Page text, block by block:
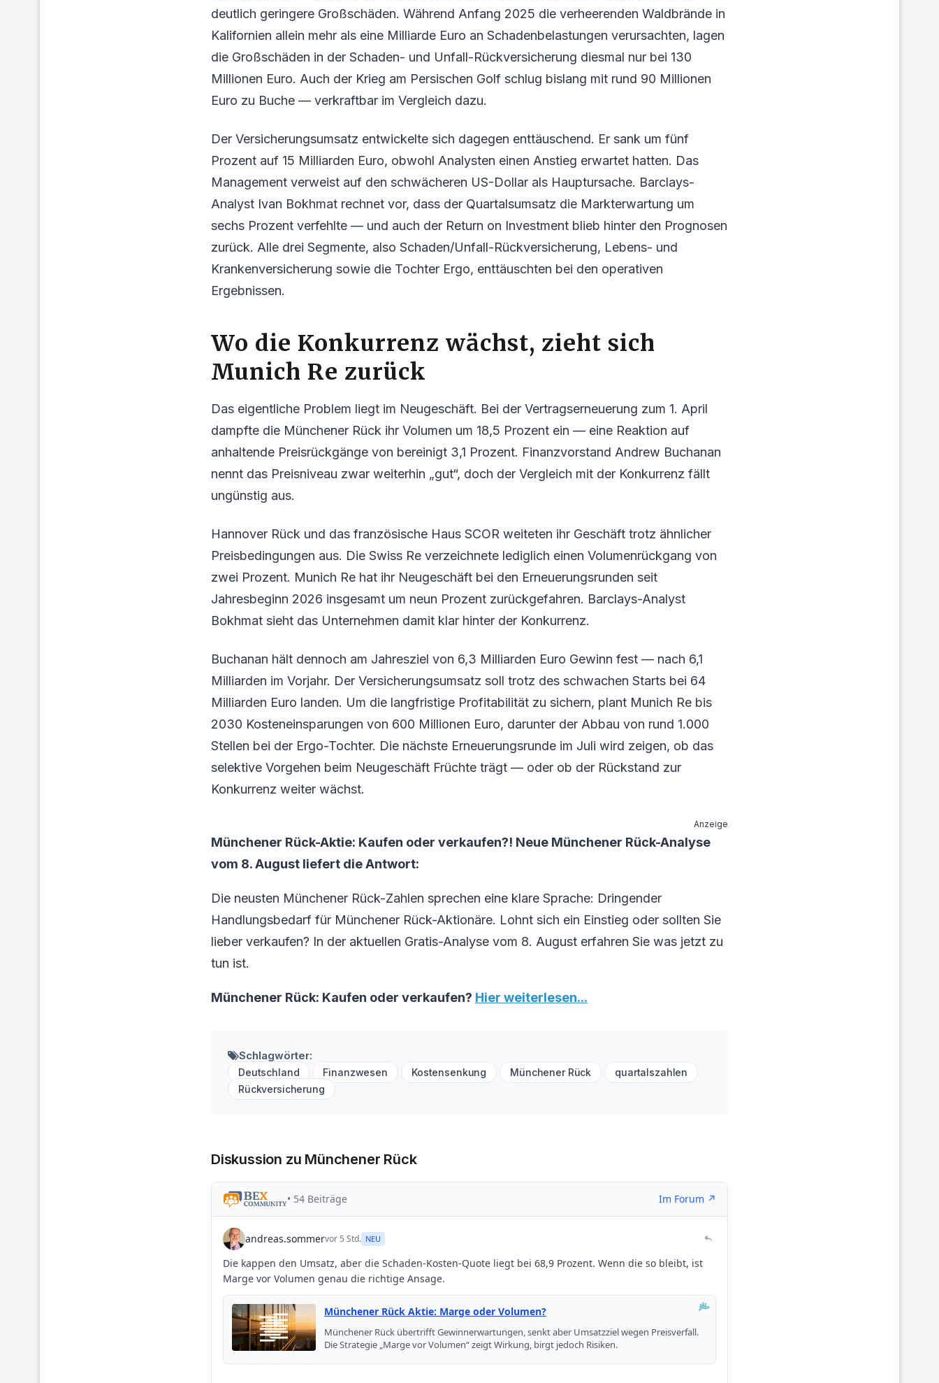
deutlich geringere Großschäden. Während Anfang 2025 die verheerenden Waldbrände in
Kalifornien allein mehr als eine Milliarde Euro an Schadenbelastungen verursachten, lagen
die Großschäden in der Schaden- und Unfall-Rückversicherung diesmal nur bei 130
Millionen Euro. Auch der Krieg am Persischen Golf schlug bislang mit rund 90 Millionen
Euro zu Buche — verkraftbar im Vergleich dazu.
Der Versicherungsumsatz entwickelte sich dagegen enttäuschend. Er sank um fünf
Prozent auf 15 Milliarden Euro, obwohl Analysten einen Anstieg erwartet hatten. Das
Management verweist auf den schwächeren US-Dollar als Hauptursache. Barclays-
Analyst Ivan Bokhmat rechnet vor, dass der Quartalsumsatz die Markterwartung um
sechs Prozent verfehlte — und auch der Return on Investment blieb hinter den Prognosen
zurück. Alle drei Segmente, also Schaden/Unfall-Rückversicherung, Lebens- und
Krankenversicherung sowie die Tochter Ergo, enttäuschten bei den operativen
Ergebnissen.
Wo die Konkurrenz wächst, zieht sich
Munich Re zurück
Das eigentliche Problem liegt im Neugeschäft. Bei der Vertragserneuerung zum 1. April
dampfte die Münchener Rück ihr Volumen um 18,5 Prozent ein — eine Reaktion auf
anhaltende Preisrückgänge von bereinigt 3,1 Prozent. Finanzvorstand Andrew Buchanan
nennt das Preisniveau zwar weiterhin „gut“, doch der Vergleich mit der Konkurrenz fällt
ungünstig aus.
Hannover Rück und das französische Haus SCOR weiteten ihr Geschäft trotz ähnlicher
Preisbedingungen aus. Die Swiss Re verzeichnete lediglich einen Volumenrückgang von
zwei Prozent. Munich Re hat ihr Neugeschäft bei den Erneuerungsrunden seit
Jahresbeginn 2026 insgesamt um neun Prozent zurückgefahren. Barclays-Analyst
Bokhmat sieht das Unternehmen damit klar hinter der Konkurrenz.
Buchanan hält dennoch am Jahresziel von 6,3 Milliarden Euro Gewinn fest — nach 6,1
Milliarden im Vorjahr. Der Versicherungsumsatz soll trotz des schwachen Starts bei 64
Milliarden Euro landen. Um die langfristige Profitabilität zu sichern, plant Munich Re bis
2030 Kosteneinsparungen von 600 Millionen Euro, darunter der Abbau von rund 1.000
Stellen bei der Ergo-Tochter. Die nächste Erneuerungsrunde im Juli wird zeigen, ob das
selektive Vorgehen beim Neugeschäft Früchte trägt — oder ob der Rückstand zur
Konkurrenz weiter wächst.
Anzeige
Münchener Rück-Aktie: Kaufen oder verkaufen?! Neue Münchener Rück-Analyse
vom 8. August liefert die Antwort:
Die neusten Münchener Rück-Zahlen sprechen eine klare Sprache: Dringender
Handlungsbedarf für Münchener Rück-Aktionäre. Lohnt sich ein Einstieg oder sollten Sie
lieber verkaufen? In der aktuellen Gratis-Analyse vom 8. August erfahren Sie was jetzt zu
tun ist.
Münchener Rück: Kaufen oder verkaufen? Hier weiterlesen...
Schlagwörter:
Deutschland Finanzwesen Kostensenkung Münchener Rück
quartalszahlen
Rückversicherung
Diskussion zu Münchener Rück